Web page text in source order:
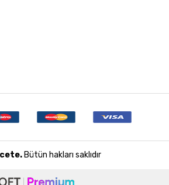
Bütün hakları saklıdır